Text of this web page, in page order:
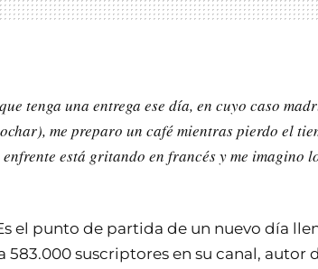
tenga una entrega ese día, en cuyo caso
me preparo un café mientras pierdo el
está gritando en francés y me imagino
el punto de partida de un nuevo día
suscriptores en su canal, autor